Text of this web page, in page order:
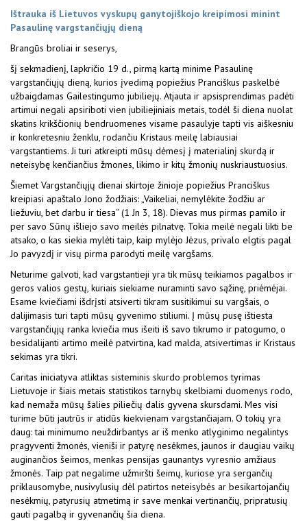
Ištrauka iš Lietuvos vyskupų ganytojiškojo kreipimosi minint
Pasaulinę vargstančiųjų dieną
Brangūs broliai ir seserys,
šį sekmadienį, lapkričio 19 d., pirmą kartą minime Pasaulinę
vargstančiųjų dieną, kurios įvedimą popiežius Pranciškus paskelbė
užbaigdamas Gailestingumo jubiliejų. Atjauta ir apsisprendimas padėti
artimui negali apsiriboti vien jubiliejiniais metais, todėl ši diena nuolat
skatins krikščionių bendruomenes visame pasaulyje tapti vis aiškesniu
ir konkretesniu ženklu, rodančiu Kristaus meilę labiausiai
vargstantiems. Ji turi atkreipti mūsų dėmesį į materialinį skurdą ir
neteisybę kenčiančius žmones, likimo ir kitų žmonių nuskriaustuosius.
Šiemet Vargstančiųjų dienai skirtoje žinioje popiežius Pranciškus
kreipiasi apaštalo Jono žodžiais: „Vaikeliai, nemylėkite žodžiu ar
liežuviu, bet darbu ir tiesa“ (1 Jn 3, 18). Dievas mus pirmas pamilo ir
per savo Sūnų išliejo savo meilės pilnatvę. Tokia meilė negali likti be
atsako, o kas siekia mylėti taip, kaip mylėjo Jėzus, privalo elgtis pagal
Jo pavyzdį ir visų pirma parodyti meilę vargšams.
Neturime galvoti, kad vargstantieji yra tik mūsų teikiamos pagalbos ir
geros valios gestų, kuriais siekiame nuraminti savo sąžinę, priėmėjai.
Esame kviečiami išdrįsti atsiverti tikram susitikimui su vargšais, o
dalijimasis turi tapti mūsų gyvenimo stiliumi. Į mūsų pusę ištiesta
vargstančiųjų ranka kviečia mus išeiti iš savo tikrumo ir patogumo, o
besidalijanti artimo meilė patvirtina, kad malda, atsivertimas ir Kristaus
sekimas yra tikri.
Caritas iniciatyva atliktas sisteminis skurdo problemos tyrimas
Lietuvoje ir šiais metais statistikos tarnybų skelbiami duomenys rodo,
kad nemaža mūsų šalies piliečių dalis gyvena skursdami. Mes visi
turime būti jautrūs ir atidūs kiekvienam vargstančiajam. O tokių yra
daug: tai minimumo neuždirbantys ar iš menko atlyginimo negalintys
pragyventi žmonės, vieniši ir patyrę nesėkmes, jaunos ir daugiau vaikų
auginančios šeimos, menkas pensijas gaunantys vyresnio amžiaus
žmonės. Taip pat negalime užmiršti šeimų, kuriose yra sergančių
priklausomybe, nusivylusių dėl patirtos neteisybės ar besikartojančių
nesėkmių, patyrusių atmetimą ir save menkai vertinančių, pripratusių
gauti pagalbą ir gyvenančių šia diena.